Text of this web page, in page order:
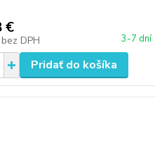
€
bez DPH 3-7 dní
Pridať do košíka